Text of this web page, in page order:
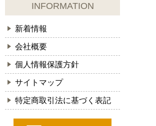
INFORMATION
新着情報
会社概要
個人情報保護方針
サイトマップ
特定商取引法に基づく表記